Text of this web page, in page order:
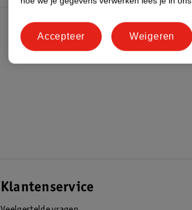
Klantenservice
Weigeren
Accepteer